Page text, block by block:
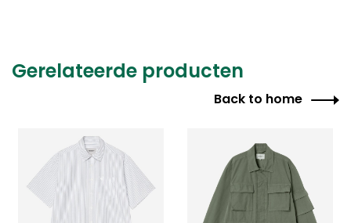
Gerelateerde producten
Back to home